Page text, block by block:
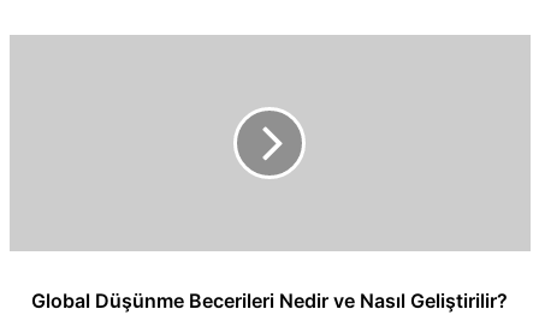
Global Düşünme Becerileri Nedir ve Nasıl Geliştirilir?